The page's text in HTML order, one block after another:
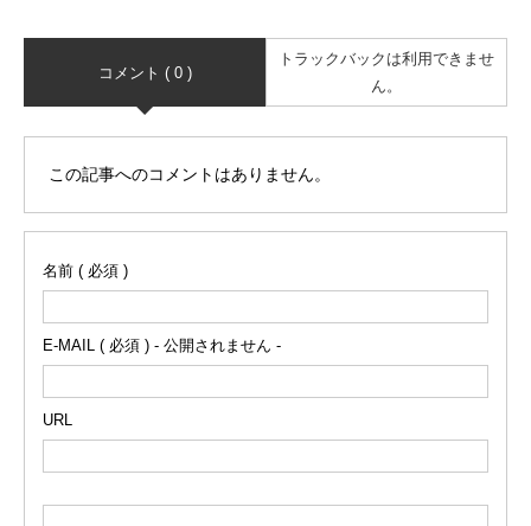
コメント ( 0 )
トラックバックは利用できませ
ん。
この記事へのコメントはありません。
名前 ( 必須 )
E-MAIL ( 必須 ) - 公開されません -
URL